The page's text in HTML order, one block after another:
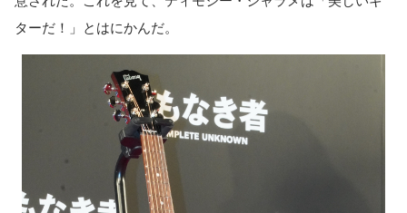
ターだ！」とはにかんだ。